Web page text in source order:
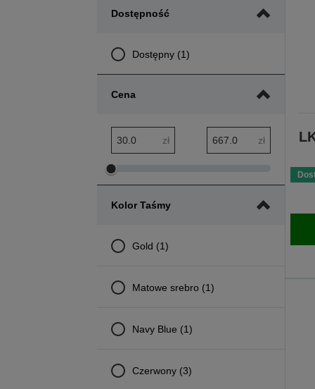
Dostępność
Dostępny (1)
Cena
zł zł
Dostosuj
minimalny
Dostosuj
maksymalny
Kolor Taśmy
Gold (1)
Matowe srebro (1)
Navy Blue (1)
Czerwony (3)